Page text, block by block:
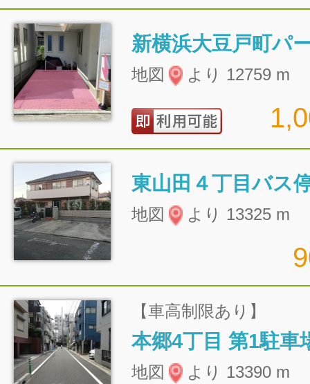
新横浜大豆戸町パ
地図 より 12759 m
地図 より 13325 m
【車高制限あり】
本郷4丁目 第1駐車
地図 より 13390 m